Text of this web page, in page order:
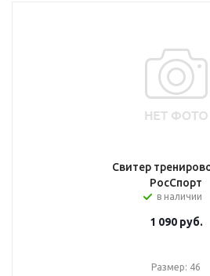
Свитер
РосСпорт
в наличии
1 090руб.
Размер: 46